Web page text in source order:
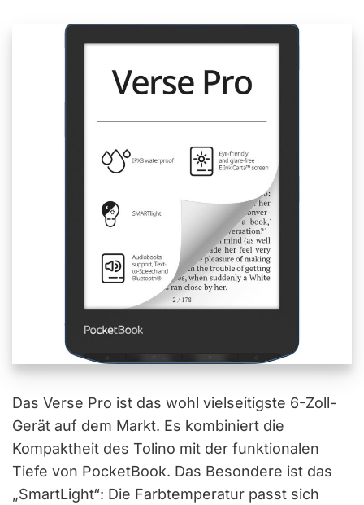
Das Verse Pro ist das wohl vielseitigste 6-Zoll-
Gerät auf dem Markt. Es kombiniert die
Kompaktheit des Tolino mit der funktionalen
Tiefe von PocketBook. Das Besondere ist das
„SmartLight“: Die Farbtemperatur passt sich